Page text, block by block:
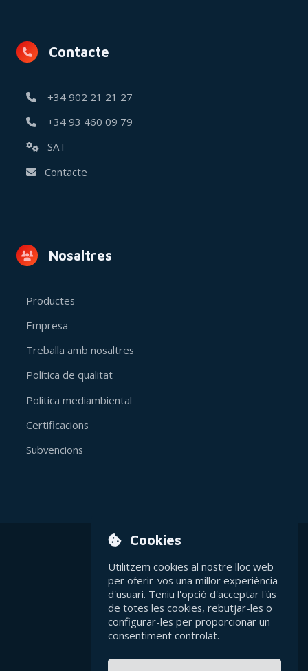
Contacte
+34 902 21 21 27
+34 93 460 09 79
SAT
Contacte
Nosaltres
Productes
Empresa
Treballa amb nosaltres
Política de qualitat
Política mediambiental
Certificacions
Subvencions
Avís legal
Política de privacitat
Política de cookies
Cookies
Utilitzem cookies al nostre lloc web
per oferir-vos una millor experiència
d'usuari. Teniu l'opció d'acceptar l'ús
de totes les cookies, rebutjar-les o
configurar-les per proporcionar un
consentiment controlat.